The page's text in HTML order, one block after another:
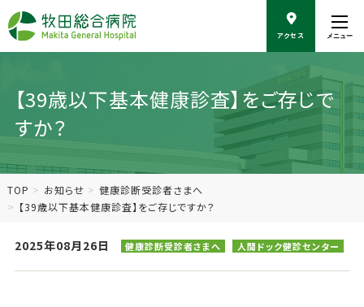
の
本
動
アクセス メニュー
【39歳以下基本健康診査】をご存じで
すか？
TOP お知らせ
健康診断受診者さまへ
【39歳以下基本健康診査】をご存じですか？
2025年08月26日 健康診断受診者さまへ 人間ドック健診センター